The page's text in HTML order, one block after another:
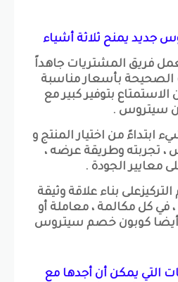
جديد يمنح ثلاثة أشياء
فريق المشتريات جاهداً
الصحيحة بأسعار مناسبة
بتوفير كبير مع
سيتروس .
ابتداءً من اختيار المنتج و
تجربته وطريقة عرضه ،
معايير الجودة .
بناء علاقة وثيقة
في كل مكالمة ، معاملة أو
أيضا كوبون خصم سيتروس
التي يمكن أن أجدها مع